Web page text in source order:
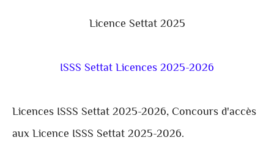
Licence Settat 2025
ISSS Settat Licences 2025-2026
Licences ISSS Settat 2025-2026, Concours d'accès
aux Licence ISSS Settat 2025-2026.